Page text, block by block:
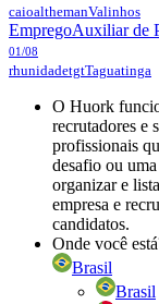
caioalthemanValinhos
EmpregoAuxiliar de
01/08
rhunidadetgtTaguatinga
O Huork
recrutadores e
profissionais
desafio ou
organizar e
empresa e
candidatos.
Onde você
Brasil
Brasil